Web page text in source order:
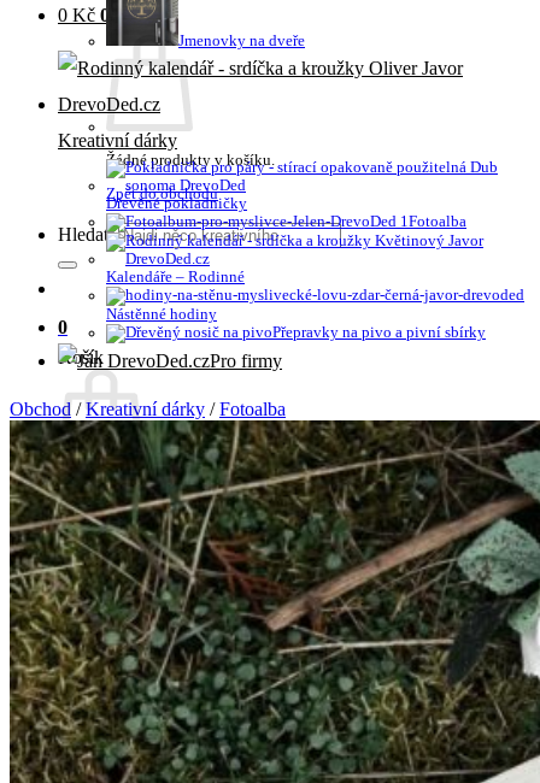
0 Kč 0
Žádné produkty v košíku.
Zpět do obchodu
Hledat:
0
Košík
Žádné produkty v košíku.
Zpět do obchodu
Jmenovky na dveře
Kreativní dárky
Dřevěné pokladničky
Fotoalba
Kalendáře – Rodinné
Nástěnné hodiny
Přepravky na pivo a pivní sbírky
Pro firmy
Obchod / Kreativní dárky / Fotoalba